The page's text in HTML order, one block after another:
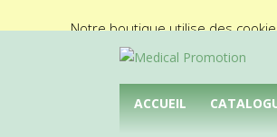
ACCUEIL
Notre boutique utilise des